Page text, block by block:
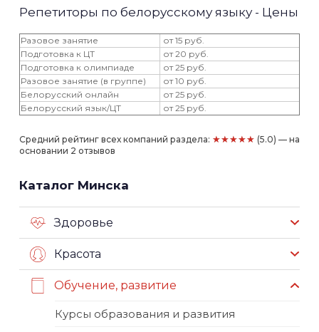
Репетиторы по белорусскому языку - Цены
Разовое занятие
от 15 руб.
Подготовка к ЦТ
от 20 руб.
Подготовка к олимпиаде
от 25 руб.
Разовое занятие (в группе)
от 10 руб.
Белорусский онлайн
от 25 руб.
Белорусский язык/ЦТ
от 25 руб.
Средний рейтинг всех компаний раздела: ★★★★★ (5.0) — на
основании 2 отзывов
Каталог Минска
Здоровье
Красота
Обучение, развитие
Курсы образования и развития